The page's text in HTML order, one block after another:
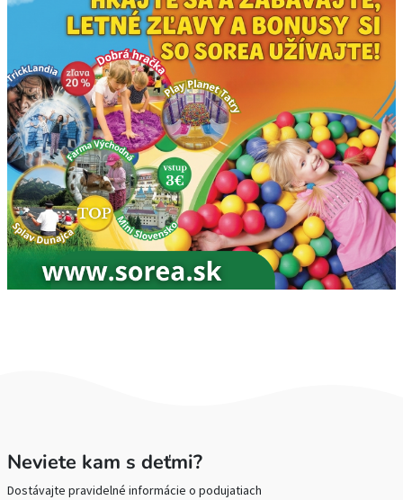
Neviete kam s deťmi?
Dostávajte pravidelné informácie o podujatiach